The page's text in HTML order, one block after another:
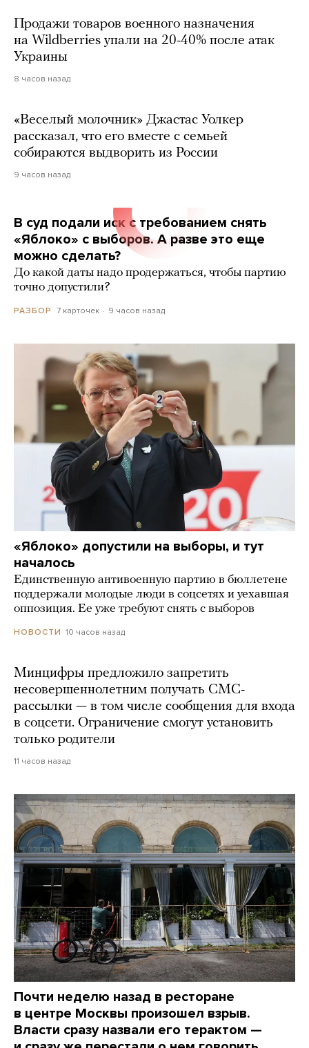
Продажи товаров военного назначения
на Wildberries упали на 20-40% после атак
Украины
8 часов назад
«Веселый молочник» Джастас Уолкер
рассказал, что его вместе с семьей
собираются выдворить из России
9 часов назад
В суд подали иск с требованием снять
«Яблоко» с выборов. А разве это еще
можно сделать?
До какой даты надо продержаться, чтобы партию
точно допустили?
РАЗБОР 7 карточек 9 часов назад
«Яблоко» допустили на выборы, и тут
началось
Единственную антивоенную партию в бюллетене
поддержали молодые люди в соцсетях и уехавшая
оппозиция. Ее уже требуют снять с выборов
НОВОСТИ 10 часов назад
Минцифры предложило запретить
несовершеннолетним получать СМС-
рассылки — в том числе сообщения для входа
в соцсети. Ограничение смогут установить
только родители
11 часов назад
Почти неделю назад в ресторане
в центре Москвы произошел взрыв.
Власти сразу назвали его терактом —